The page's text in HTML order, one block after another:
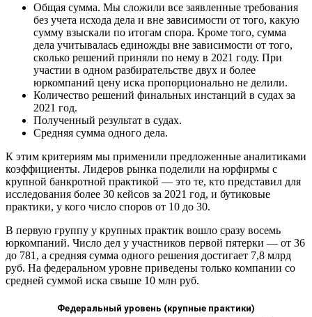
Общая сумма. Мы сложили все заявленные требования
без учета исхода дела и вне зависимости от того, какую
сумму взыскали по итогам спора. Кроме того, сумма
дела учитывалась единожды вне зависимости от того,
сколько решений приняли по нему в 2021 году. При
участии в одном разбирательстве двух и более
юркомпаний цену иска пропорционально не делили.
Количество решений финальных инстанций в судах за
2021 год.
Полученный результат в судах.
Средняя сумма одного дела.
К этим критериям мы применили предложенные аналитиками
коэффициенты. Лидеров рынка поделили на юрфирмы с
крупной банкротной практикой — это те, кто представил для
исследования более 30 кейсов за 2021 год, и бутиковые
практики, у кого число споров от 10 до 30.
В первую группу у крупных практик вошло сразу восемь
юркомпаний. Число дел у участников первой пятерки — от 36
до 781, а средняя сумма одного решения достигает 7,8 млрд
руб. На федеральном уровне приведены только компании со
средней суммой иска свыше 10 млн руб.
Федеральный уровень (крупные практики)